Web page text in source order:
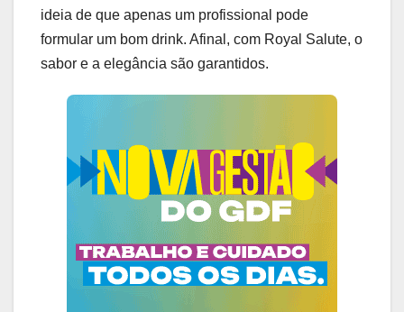
ideia de que apenas um profissional pode
formular um bom drink. Afinal, com Royal Salute, o
sabor e a elegância são garantidos.